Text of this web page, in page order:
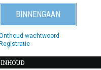
wachtwoord
INHOUD